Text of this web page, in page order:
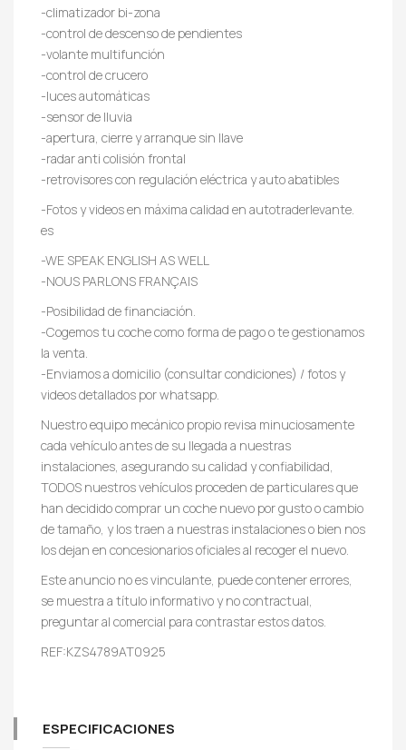
-climatizador bi-zona
-control de descenso de pendientes
-volante multifunción
-control de crucero
-luces automáticas
-sensor de lluvia
-apertura, cierre y arranque sin llave
-radar anti colisión frontal
-retrovisores con regulación eléctrica y auto abatibles
-Fotos y videos en máxima calidad en autotraderlevante.
es
-WE SPEAK ENGLISH AS WELL
-NOUS PARLONS FRANÇAIS
-Posibilidad de financiación.
-Cogemos tu coche como forma de pago o te gestionamos
la venta.
-Enviamos a domicilio (consultar condiciones) / fotos y
videos detallados por whatsapp.
Nuestro equipo mecánico propio revisa minuciosamente
cada vehículo antes de su llegada a nuestras
instalaciones, asegurando su calidad y confiabilidad,
TODOS nuestros vehículos proceden de particulares que
han decidido comprar un coche nuevo por gusto o cambio
de tamaño, y los traen a nuestras instalaciones o bien nos
los dejan en concesionarios oficiales al recoger el nuevo.
Este anuncio no es vinculante, puede contener errores,
se muestra a título informativo y no contractual,
preguntar al comercial para contrastar estos datos.
REF:KZS4789AT0925
ESPECIFICACIONES